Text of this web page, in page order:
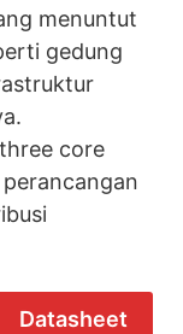
menuntut
gedung
core
Datasheet